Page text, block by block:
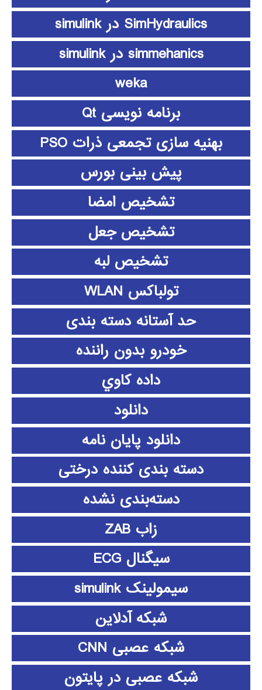
SimHydraulics در simulink
simmehanics در simulink
weka
برنامه نویسی Qt
بهنیه سازی تجمعی ذرات PSO
پیش بینی بورس
تشخیص امضا
تشخیص جعل
تشخیص لبه
تولباکس WLAN
حد آستانه دسته بندی
خودرو بدون راننده
داده كاوي
دانلود
دانلود پايان نامه
دسته بندی کننده درختی
دسته‌بندی نشده
زاب ZAB
سیگنال ECG
سیمولینک simulink
شبکه آدلاین
شبکه عصبی CNN
شبکه عصبی در پایتون